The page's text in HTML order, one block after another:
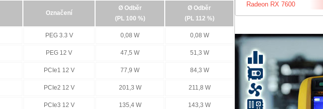
Označení
Ø Odběr
(PL 100 %)
Ø Odběr
(PL 112 %)
PEG 3.3 V 0,08 W 0,08 W
PEG 12 V 47,5 W 51,3 W
PCIe1 12 V 77,9 W 84,3 W
PCIe2 12 V 201,3 W 211,8 W
PCIe3 12 V 135,4 W 143,3 W
Radeon RX 7600